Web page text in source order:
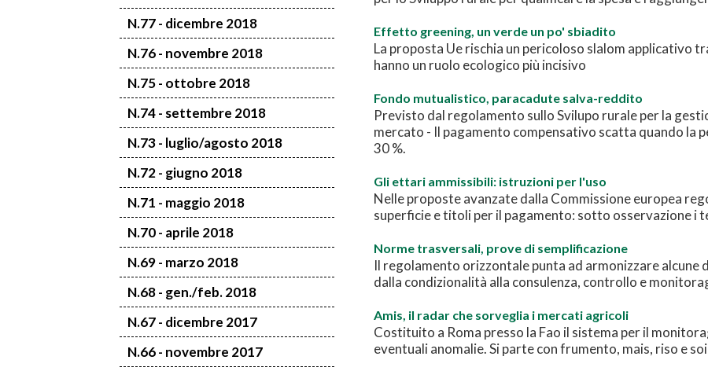
N.77 - dicembre 2018
N.76 - novembre 2018
N.75 - ottobre 2018
N.74 - settembre 2018
N.73 - luglio/agosto 2018
N.72 - giugno 2018
N.71 - maggio 2018
N.70 - aprile 2018
N.69 - marzo 2018
N.68 - gen./feb. 2018
N.67 - dicembre 2017
N.66 - novembre 2017
Effetto greening, un verde un po' sbiadito
La proposta Ue rischia un pericoloso slalom applicativo
hanno un ruolo ecologico più incisivo
Fondo mutualistico, paracadute salva-reddito
Previsto dal regolamento sullo Svilupo rurale per la
mercato - Il pagamento compensativo scatta quando la
30 %.
Gli ettari ammissibili: istruzioni per l'uso
Nelle proposte avanzate dalla Commissione europea
superficie e titoli per il pagamento: sotto osservazione i
Norme trasversali, prove di semplificazione
Il regolamento orizzontale punta ad armonizzare alcune
dalla condizionalità alla consulenza, controllo e
Amis, il radar che sorveglia i mercati agricoli
Costituito a Roma presso la Fao il sistema per il
eventuali anomalie. Si parte con frumento, mais, riso e